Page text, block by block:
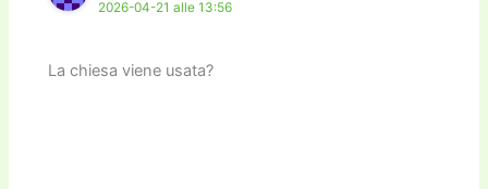
2026-04-21 alle 13:56
La chiesa viene usata?